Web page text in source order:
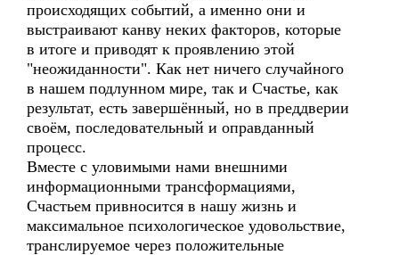
происходящих событий, а именно они и
выстраивают канву неких факторов, которые
в итоге и приводят к проявлению этой
"неожиданности". Как нет ничего случайного
в нашем подлунном мире, так и Счастье, как
результат, есть завершённый, но в преддверии
своём, последовательный и оправданный
процесс.
Вместе с уловимыми нами внешними
информационными трансформациями,
Счастьем привносится в нашу жизнь и
максимальное психологическое удовольствие,
транслируемое через положительные